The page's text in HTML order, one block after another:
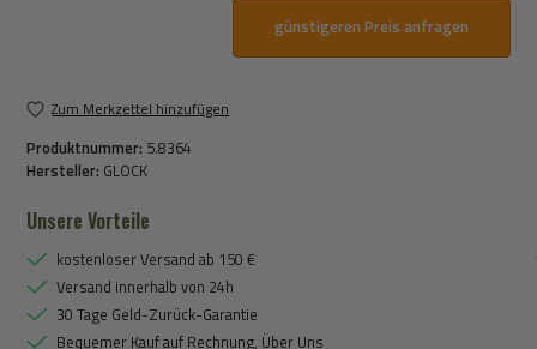
günstigeren Preis anfragen
Zum Merkzettel hinzufügen
Produktnummer: 5.8364
Hersteller: GLOCK
Unsere Vorteile
kostenloser Versand ab 150 €
Versand innerhalb von 24h
30 Tage Geld-Zurück-Garantie
Bequemer Kauf auf Rechnung, Über Uns